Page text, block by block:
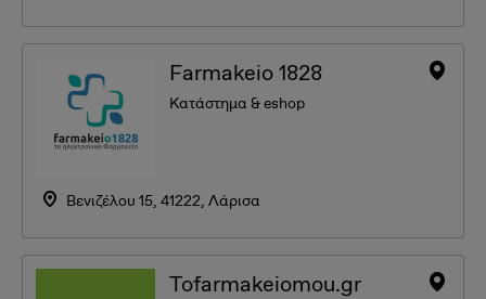
Farmakeio 1828
Κατάστημα & eshop
Βενιζέλου 15, 41222, Λάρισα
Tofarmakeiomou.gr